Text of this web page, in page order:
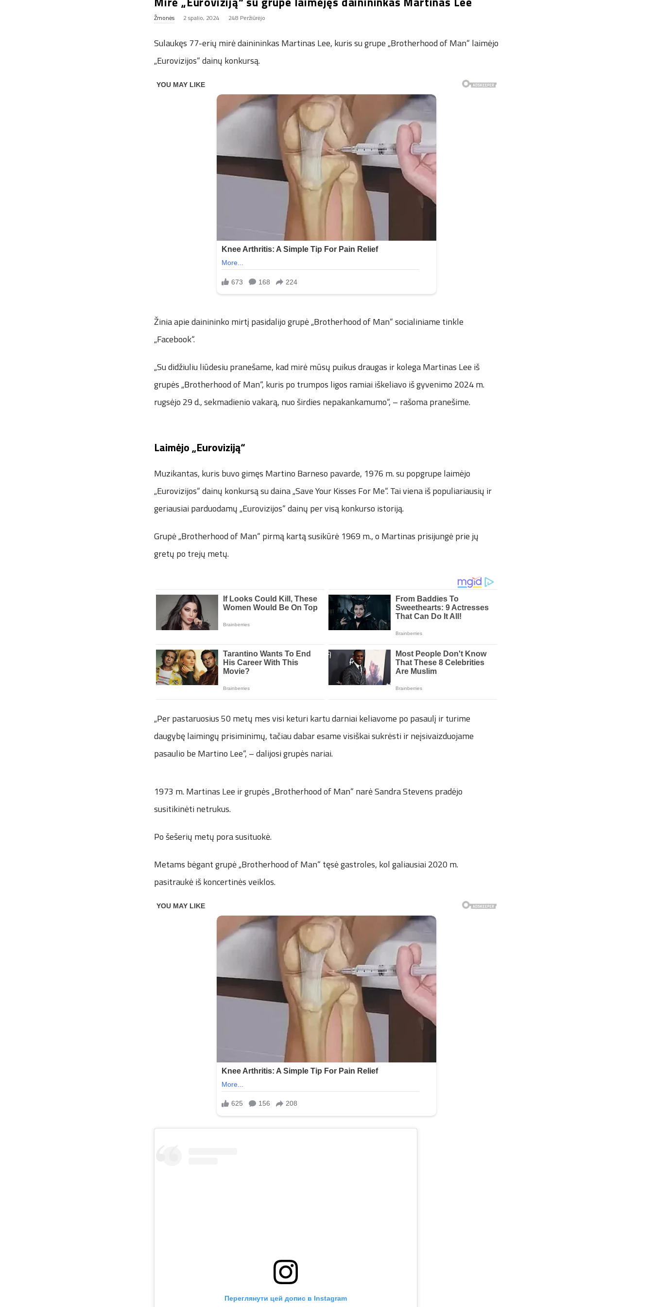
Žmonės 2 spalio, 2024 248 Peržiūrėjo
Sulaukęs 77-erių mirė dainininkas Martinas Lee, kuris su grupe „Brotherhood of Man“ laimėjo
„Eurovizijos“ dainų konkursą.
Žinia apie dainininko mirtį pasidalijo grupė „Brotherhood of Man“ socialiniame tinkle
„Facebook“.
„Su didžiuliu liūdesiu pranešame, kad mirė mūsų puikus draugas ir kolega Martinas Lee iš
grupės „Brotherhood of Man“, kuris po trumpos ligos ramiai iškeliavo iš gyvenimo 2024 m.
rugsėjo 29 d., sekmadienio vakarą, nuo širdies nepakankamumo“, – rašoma pranešime.
Laimėjo „Euroviziją“
Muzikantas, kuris buvo gimęs Martino Barneso pavarde, 1976 m. su popgrupe laimėjo
„Eurovizijos“ dainų konkursą su daina „Save Your Kisses For Me“. Tai viena iš populiariausių ir
geriausiai parduodamų „Eurovizijos“ dainų per visą konkurso istoriją.
Grupė „Brotherhood of Man“ pirmą kartą susikūrė 1969 m., o Martinas prisijungė prie jų
gretų po trejų metų.
„Per pastaruosius 50 metų mes visi keturi kartu darniai keliavome po pasaulį ir turime
daugybę laimingų prisiminimų, tačiau dabar esame visiškai sukrėsti ir neįsivaizduojame
pasaulio be Martino Lee“, – dalijosi grupės nariai.
1973 m. Martinas Lee ir grupės „Brotherhood of Man“ narė Sandra Stevens pradėjo
susitikinėti netrukus.
Po šešerių metų pora susituokė.
Metams bėgant grupė „Brotherhood of Man“ tęsė gastroles, kol galiausiai 2020 m.
pasitraukė iš koncertinės veiklos.
Переглянути цей допис в Instagram